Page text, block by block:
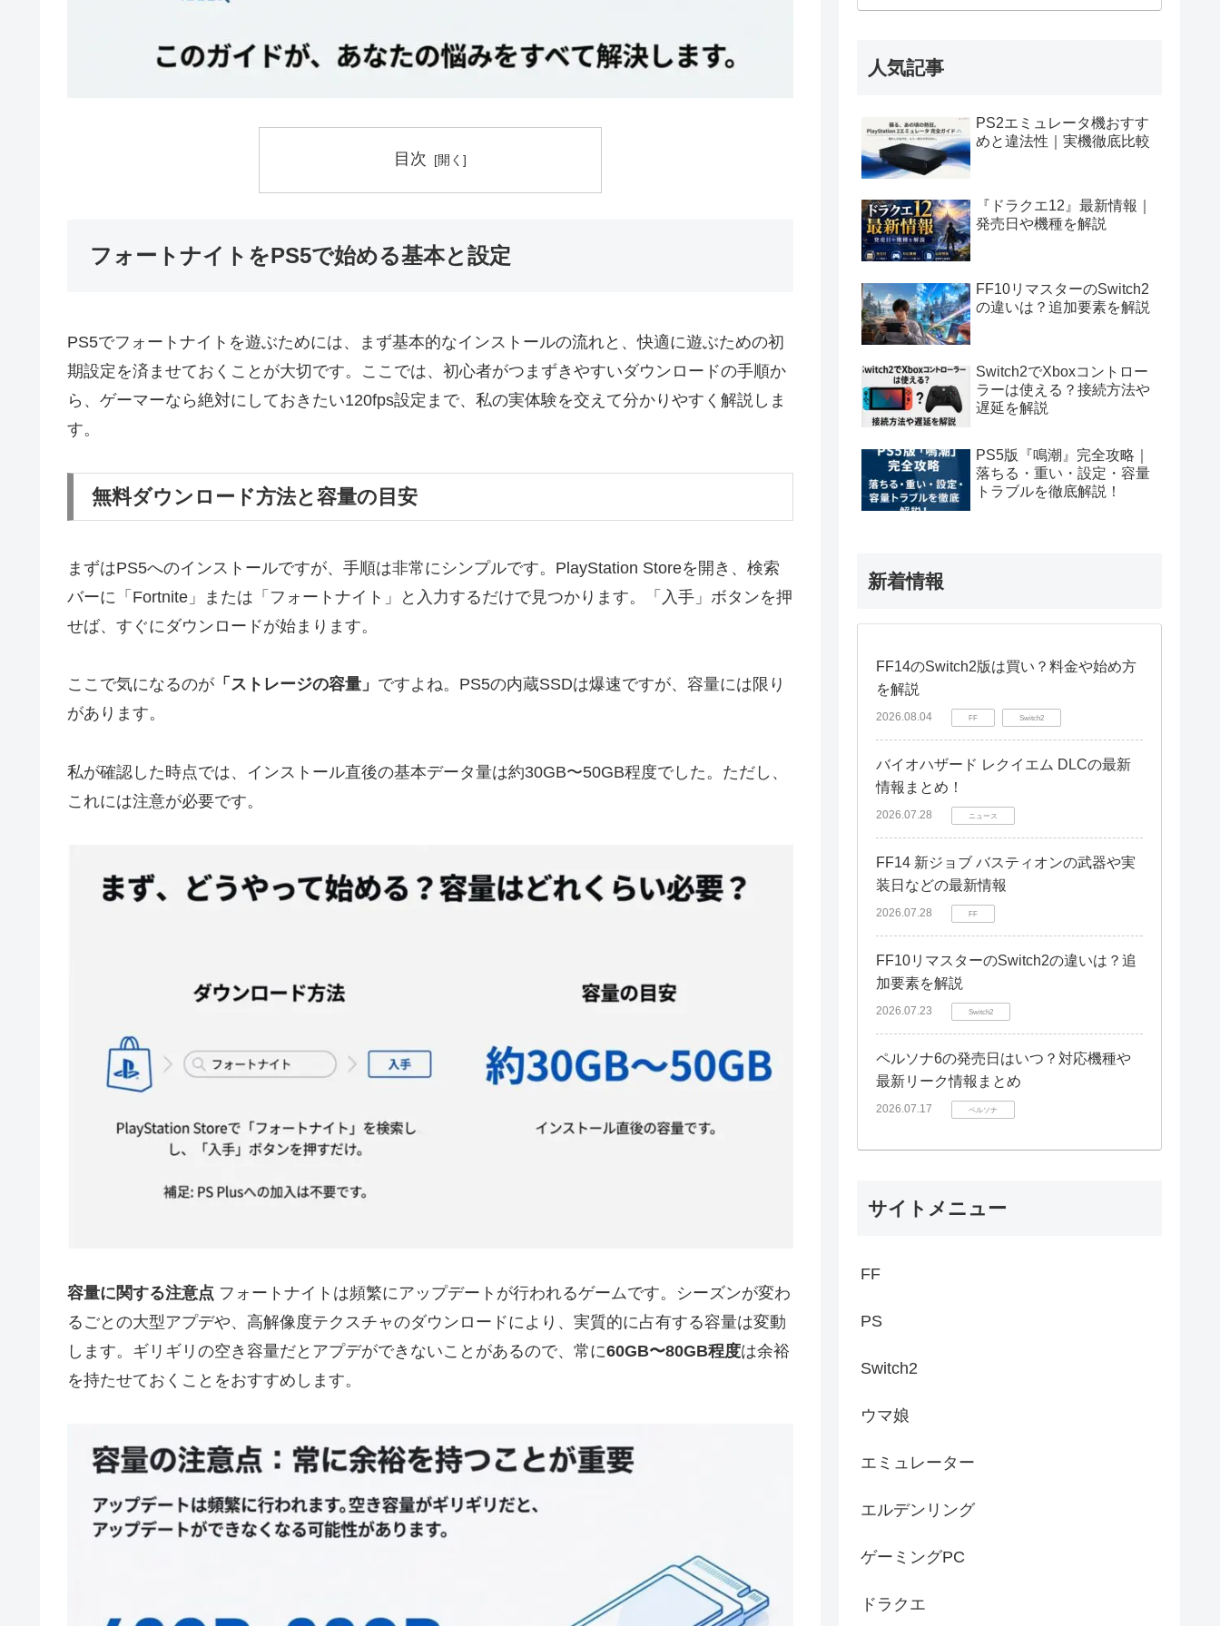
目次
フォートナイトをPS5で始める基本と設定
PS5でフォートナイトを遊ぶためには、まず基本的なインストールの流れと、快適に遊ぶための初
期設定を済ませておくことが大切です。ここでは、初心者がつまずきやすいダウンロードの手順か
ら、ゲーマーなら絶対にしておきたい120fps設定まで、私の実体験を交えて分かりやすく解説しま
す。
無料ダウンロード方法と容量の目安
まずはPS5へのインストールですが、手順は非常にシンプルです。PlayStation Storeを開き、検索
バーに「Fortnite」または「フォートナイト」と入力するだけで見つかります。「入手」ボタンを押
せば、すぐにダウンロードが始まります。
ここで気になるのが 「ストレージの容量」 ですよね。PS5の内蔵SSDは爆速ですが、容量には限り
があります。
私が確認した時点では、インストール直後の基本データ量は約30GB〜50GB程度でした。ただし、
これには注意が必要です。
容量に関する注意点 フォートナイトは頻繁にアップデートが行われるゲームです。シーズンが変わ
るごとの大型アプデや、高解像度テクスチャのダウンロードにより、実質的に占有する容量は変動
します。ギリギリの空き容量だとアプデができないことがあるので、常に60GB〜80GB程度は余裕
を持たせておくことをおすすめします。
人気記事
PS2エミュレータ機おすす
めと違法性｜実機徹底比較
『ドラクエ12』最新情報｜
発売日や機種を解説
FF10リマスターのSwitch2
の違いは？追加要素を解説
Switch2でXboxコントロー
ラーは使える？接続方法や
遅延を解説
PS5版『鳴潮』完全攻略｜
落ちる・重い・設定・容量
トラブルを徹底解説！
新着情報
FF14のSwitch2版は買い？料金や始め方
を解説
2026.08.04 FF Switch2
バイオハザード レクイエム DLCの最新
情報まとめ！
2026.07.28 ニュース
FF14 新ジョブ バスティオンの武器や実
装日などの最新情報
2026.07.28 FF
FF10リマスターのSwitch2の違いは？追
加要素を解説
2026.07.23 Switch2
ペルソナ6の発売日はいつ？対応機種や
最新リーク情報まとめ
2026.07.17 ペルソナ
サイトメニュー
FF
PS
Switch2
ウマ娘
エミュレーター
エルデンリング
ゲーミングPC
ドラクエ